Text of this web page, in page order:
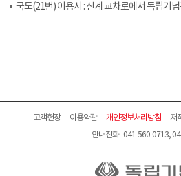
국도(21번) 이용시 : 신계 교차로에서 독립기
고객헌장 이용약관 개인정보처리방침 저
안내전화 041-560-0713,